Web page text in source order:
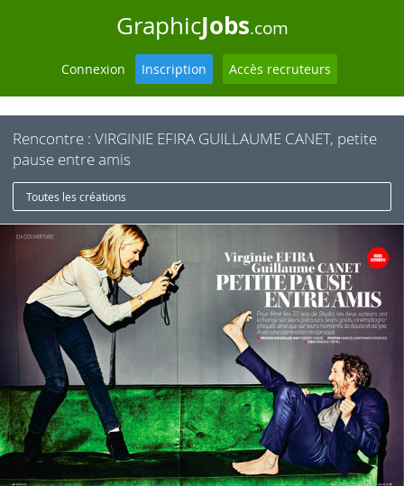
GraphicJobs.com
Connexion Inscription Accès recruteurs
Rencontre : VIRGINIE EFIRA GUILLAUME CANET, petite
pause entre amis
Toutes les créations